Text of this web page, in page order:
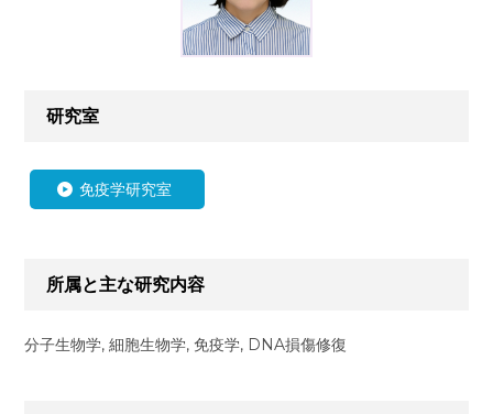
研究室
免疫学研究室
所属と主な研究内容
分子生物学, 細胞生物学, 免疫学, DNA損傷修復